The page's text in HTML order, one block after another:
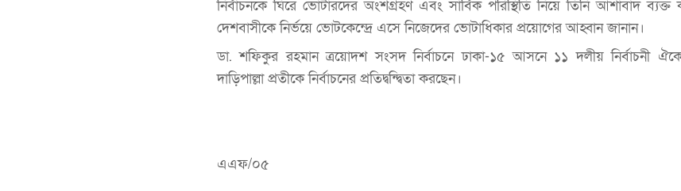
নির্বাচনকে ঘিরে ভোটারদের অংশগ্রহণ এবং সার্বিক পরিস্থিতি নিয়ে তিনি আশাবাদ
দেশবাসীকে নির্ভয়ে ভোটকেন্দ্রে এসে নিজেদের ভোটাধিকার প্রয়োগের আহ্বান জানান।
ডা. শফিকুর রহমান ত্রয়োদশ সংসদ নির্বাচনে ঢাকা-১৫ আসনে ১১ দলীয় নির্বাচনী
দাড়িপাল্লা প্রতীকে নির্বাচনের প্রতিদ্বন্দ্বিতা করছেন।
এএফ/০৫